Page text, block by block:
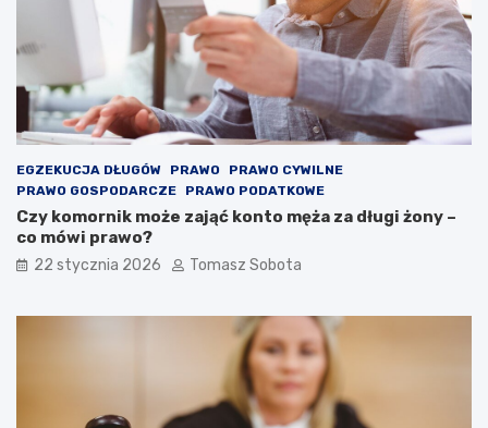
EGZEKUCJA DŁUGÓW PRAWO
PRAWO CYWILNE
PRAWO GOSPODARCZE
PRAWO PODATKOWE
Czy komornik może zająć konto męża za długi żony –
co mówi prawo?
22 stycznia 2026 Tomasz Sobota